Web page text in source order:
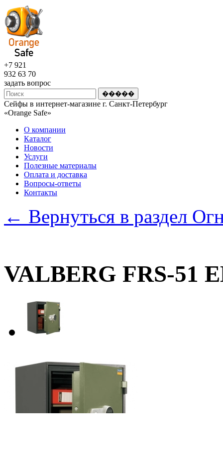
+7 921
932 63 70
задать вопрос
Сейфы в интернет-магазине г. Санкт-Петербург
«Оrange Safe»
О компании
Каталог
Новости
Услуги
Полезные материалы
Оплата и доставка
Вопросы-ответы
Контакты
← Вернуться в раздел
VALBERG FRS-51